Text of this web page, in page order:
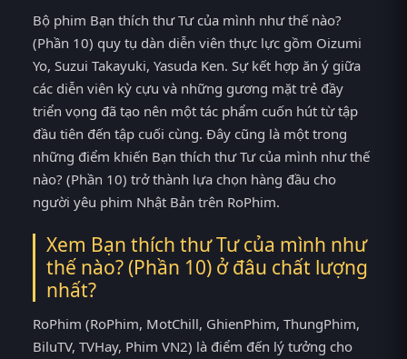
Bộ phim Bạn thích thư Tư của mình như thế nào?
(Phần 10) quy tụ dàn diễn viên thực lực gồm Oizumi
Yo, Suzui Takayuki, Yasuda Ken. Sự kết hợp ăn ý giữa
các diễn viên kỳ cựu và những gương mặt trẻ đầy
triển vọng đã tạo nên một tác phẩm cuốn hút từ tập
đầu tiên đến tập cuối cùng. Đây cũng là một trong
những điểm khiến Bạn thích thư Tư của mình như thế
nào? (Phần 10) trở thành lựa chọn hàng đầu cho
người yêu phim Nhật Bản trên RoPhim.
Xem Bạn thích thư Tư của mình như
thế nào? (Phần 10) ở đâu chất lượng
nhất?
RoPhim (RoPhim, MotChill, GhienPhim, ThungPhim,
BiluTV, TVHay, Phim VN2) là điểm đến lý tưởng cho